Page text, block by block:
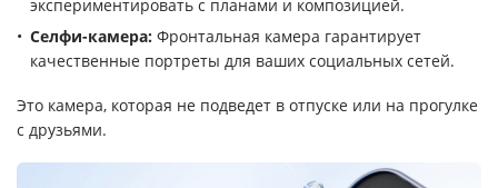
экспериментировать с планами и композицией.
Селфи-камера: Фронтальная камера гарантирует
качественные портреты для ваших социальных сетей.
Это камера, которая не подведет в отпуске или на прогулке
с друзьями.